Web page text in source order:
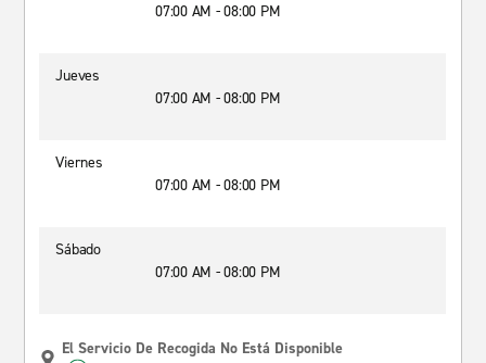
07:00 AM - 08:00 PM
Jueves
07:00 AM - 08:00 PM
Viernes
07:00 AM - 08:00 PM
Sábado
07:00 AM - 08:00 PM
El Servicio De Recogida No Está Disponible